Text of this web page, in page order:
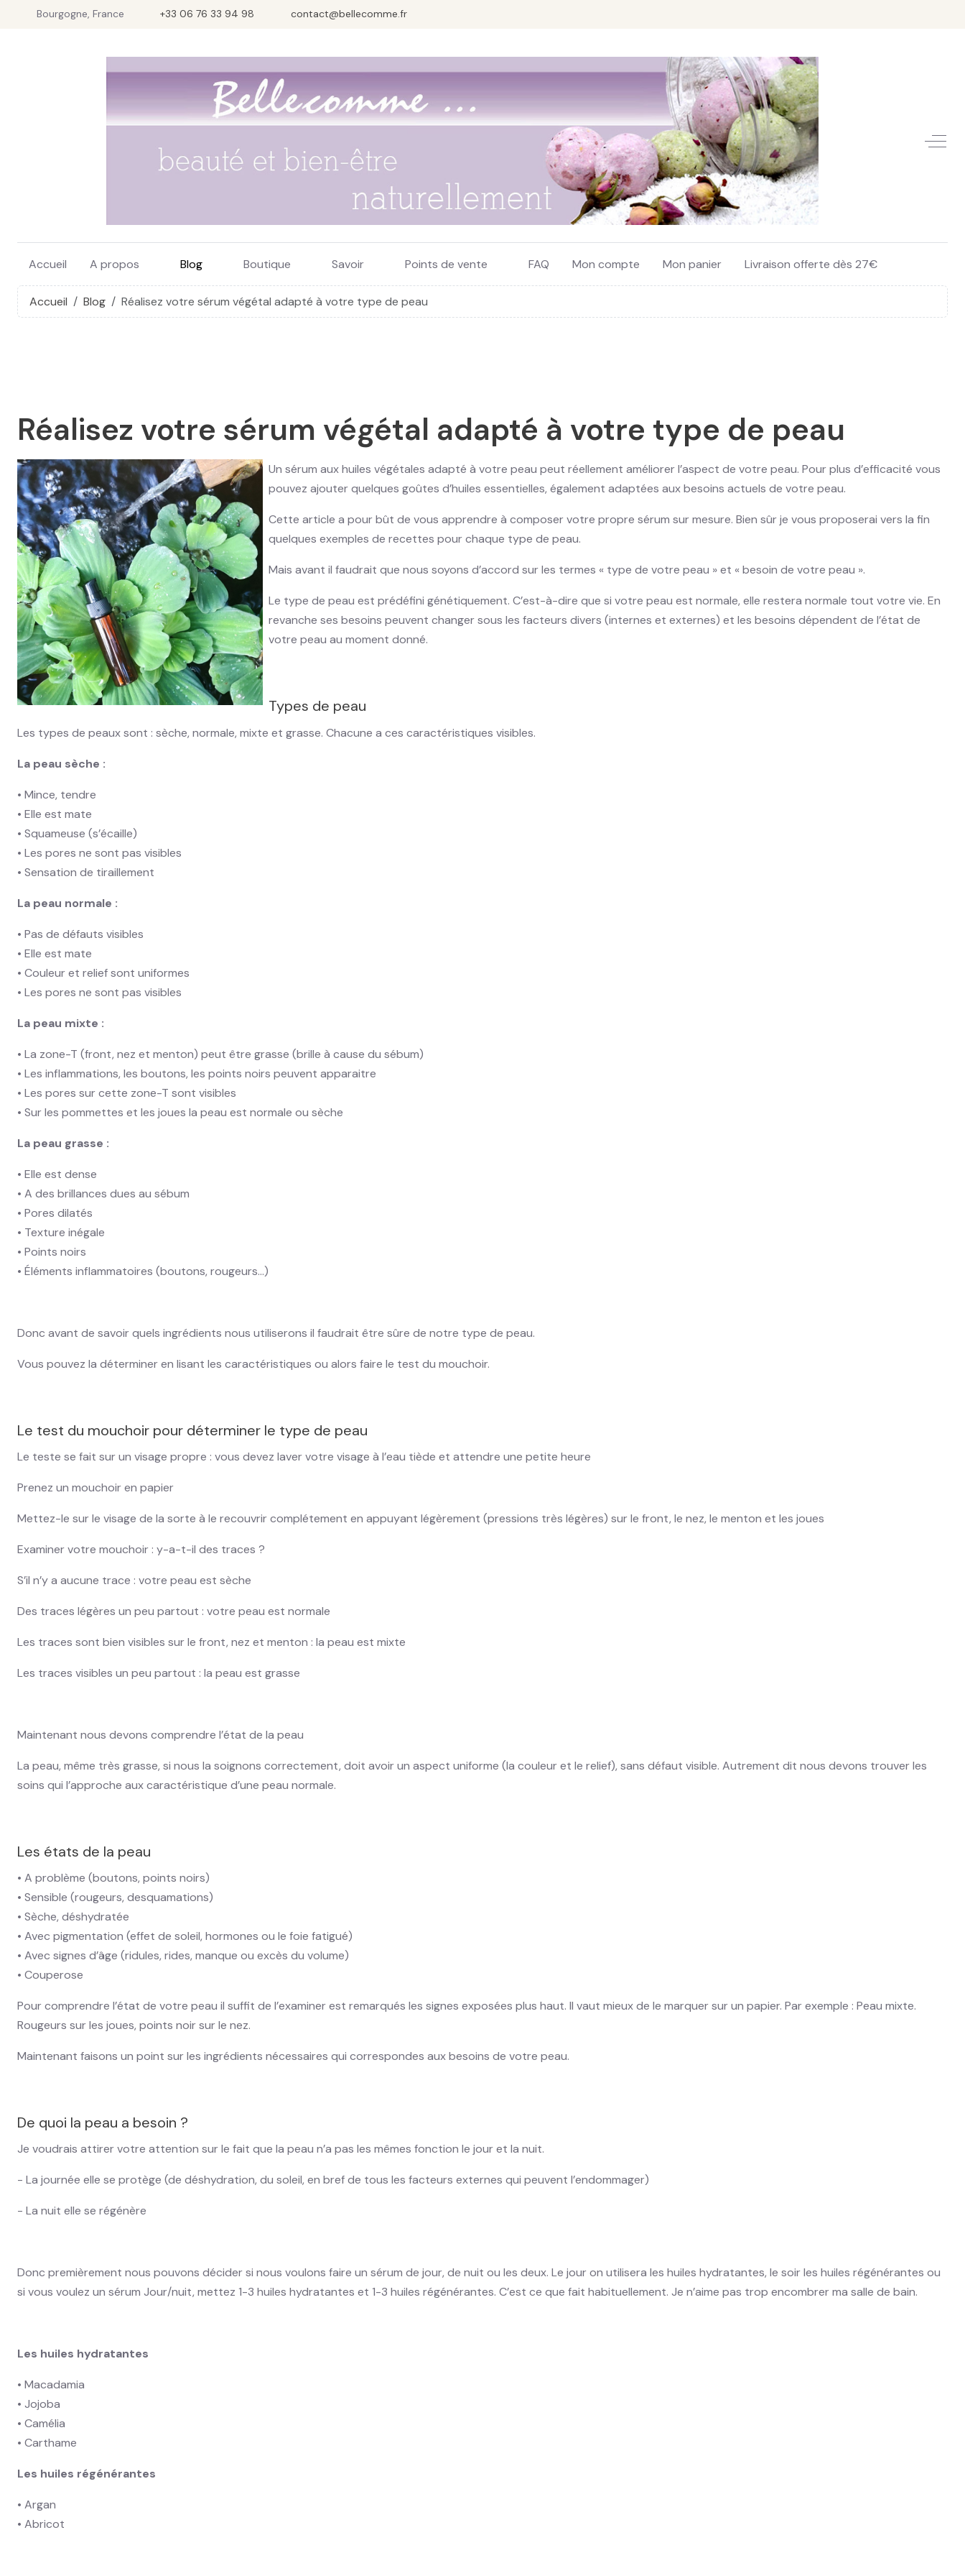
Bourgogne, France +33 06 76 33 94 98 contact@bellecomme.fr
Off-
Accueil A propos Blog Boutique Savoir Points de vente FAQ Mon compte Mon panier Livraison offerte dès 27€
Accueil Blog Réalisez votre sérum végétal adapté à votre type de peau
Réalisez votre sérum végétal adapté à votre type de peau
Un sérum aux huiles végétales adapté à votre peau peut réellement améliorer l’aspect de votre peau. Pour plus d’efficacité vous
pouvez ajouter quelques goûtes d’huiles essentielles, également adaptées aux besoins actuels de votre peau.
Cette article a pour bût de vous apprendre à composer votre propre sérum sur mesure. Bien sûr je vous proposerai vers la fin
quelques exemples de recettes pour chaque type de peau.
Mais avant il faudrait que nous soyons d’accord sur les termes « type de votre peau » et « besoin de votre peau ».
Le type de peau est prédéfini génétiquement. C’est-à-dire que si votre peau est normale, elle restera normale tout votre vie. En
revanche ses besoins peuvent changer sous les facteurs divers (internes et externes) et les besoins dépendent de l’état de
votre peau au moment donné.
Types de peau
Les types de peaux sont : sèche, normale, mixte et grasse. Chacune a ces caractéristiques visibles.
La peau sèche :
• Mince, tendre
• Elle est mate
• Squameuse (s’écaille)
• Les pores ne sont pas visibles
• Sensation de tiraillement
La peau normale :
• Pas de défauts visibles
• Elle est mate
• Couleur et relief sont uniformes
• Les pores ne sont pas visibles
La peau mixte :
• La zone-T (front, nez et menton) peut être grasse (brille à cause du sébum)
• Les inflammations, les boutons, les points noirs peuvent apparaitre
• Les pores sur cette zone-T sont visibles
• Sur les pommettes et les joues la peau est normale ou sèche
La peau grasse :
• Elle est dense
• A des brillances dues au sébum
• Pores dilatés
• Texture inégale
• Points noirs
• Éléments inflammatoires (boutons, rougeurs…)
Donc avant de savoir quels ingrédients nous utiliserons il faudrait être sûre de notre type de peau.
Vous pouvez la déterminer en lisant les caractéristiques ou alors faire le test du mouchoir.
Le test du mouchoir pour déterminer le type de peau
Le teste se fait sur un visage propre : vous devez laver votre visage à l’eau tiède et attendre une petite heure
Prenez un mouchoir en papier
Mettez-le sur le visage de la sorte à le recouvrir complétement en appuyant légèrement (pressions très légères) sur le front, le nez, le menton et les joues
Examiner votre mouchoir : y-a-t-il des traces ?
S’il n’y a aucune trace : votre peau est sèche
Des traces légères un peu partout : votre peau est normale
Les traces sont bien visibles sur le front, nez et menton : la peau est mixte
Les traces visibles un peu partout : la peau est grasse
Maintenant nous devons comprendre l’état de la peau
La peau, même très grasse, si nous la soignons correctement, doit avoir un aspect uniforme (la couleur et le relief), sans défaut visible. Autrement dit nous devons trouver les
soins qui l’approche aux caractéristique d’une peau normale.
Les états de la peau
• A problème (boutons, points noirs)
• Sensible (rougeurs, desquamations)
• Sèche, déshydratée
• Avec pigmentation (effet de soleil, hormones ou le foie fatigué)
• Avec signes d’âge (ridules, rides, manque ou excès du volume)
• Couperose
Pour comprendre l’état de votre peau il suffit de l’examiner est remarqués les signes exposées plus haut. Il vaut mieux de le marquer sur un papier. Par exemple : Peau mixte.
Rougeurs sur les joues, points noir sur le nez.
Maintenant faisons un point sur les ingrédients nécessaires qui correspondes aux besoins de votre peau.
De quoi la peau a besoin ?
Je voudrais attirer votre attention sur le fait que la peau n’a pas les mêmes fonction le jour et la nuit.
- La journée elle se protège (de déshydration, du soleil, en bref de tous les facteurs externes qui peuvent l’endommager)
- La nuit elle se régénère
Donc premièrement nous pouvons décider si nous voulons faire un sérum de jour, de nuit ou les deux. Le jour on utilisera les huiles hydratantes, le soir les huiles régénérantes ou
si vous voulez un sérum Jour/nuit, mettez 1-3 huiles hydratantes et 1-3 huiles régénérantes. C’est ce que fait habituellement. Je n’aime pas trop encombrer ma salle de bain.
Les huiles hydratantes
• Macadamia
• Jojoba
• Camélia
• Carthame
Les huiles régénérantes
• Argan
• Abricot